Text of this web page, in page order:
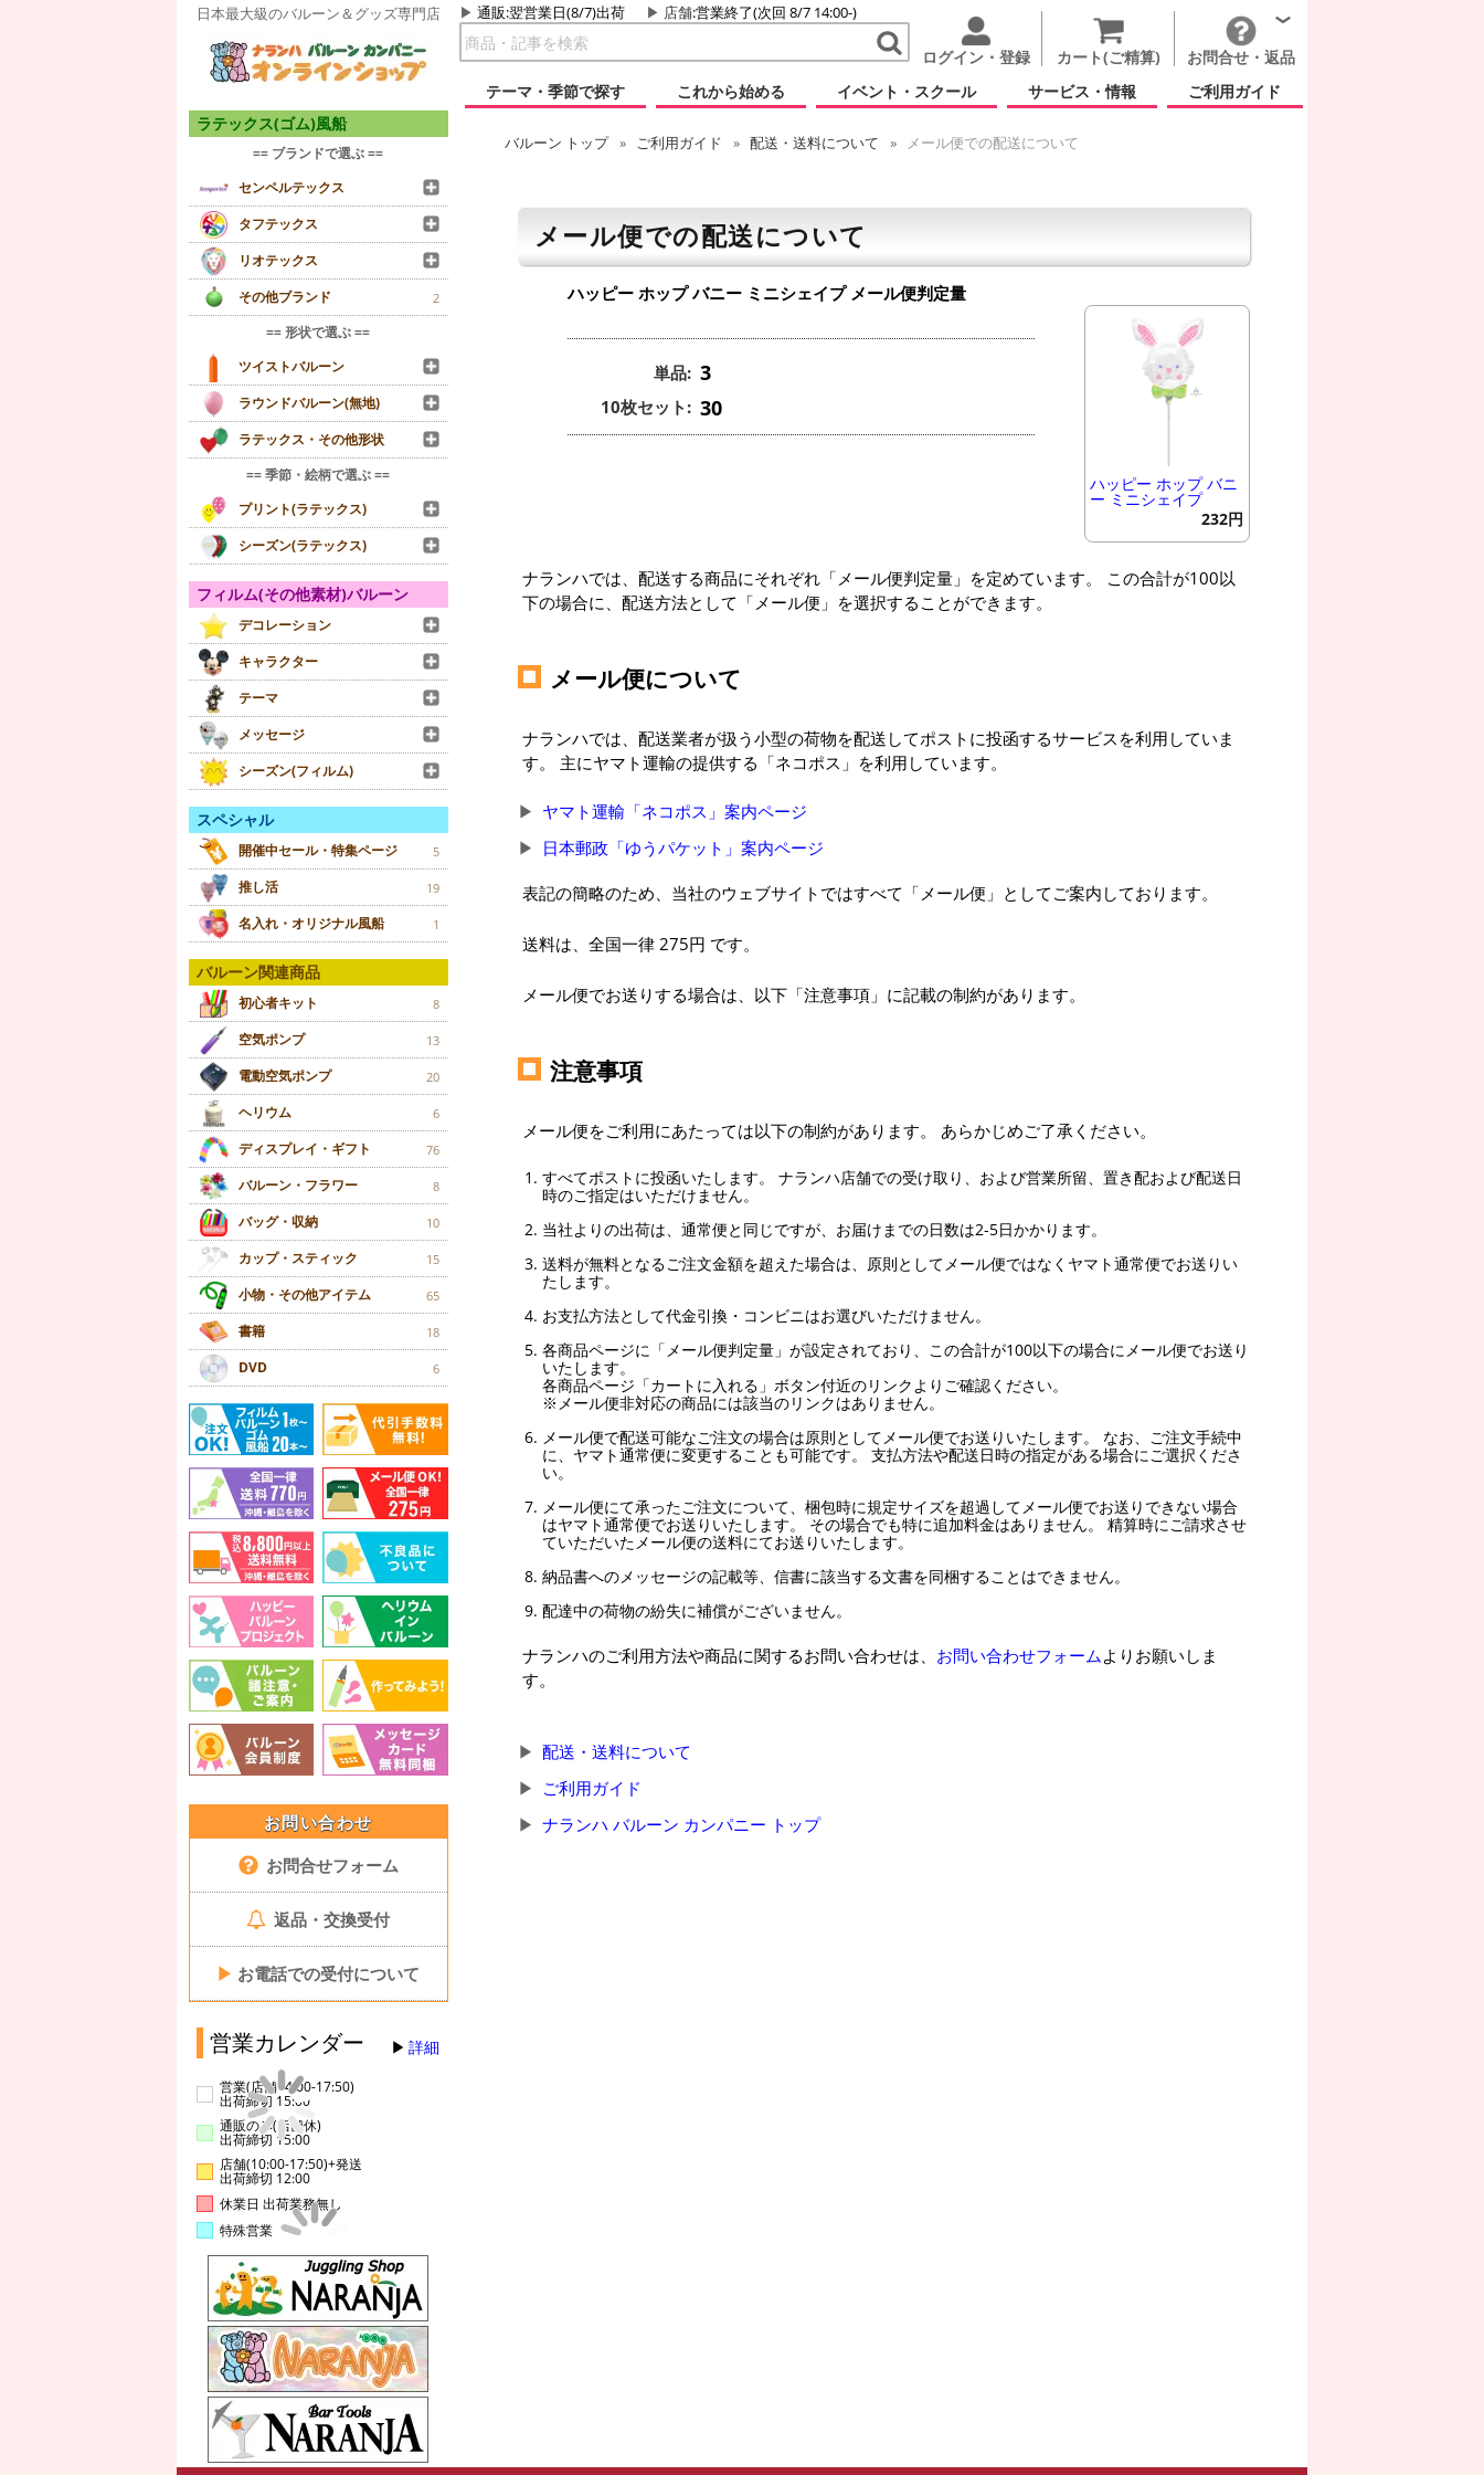
日本最大級のバルーン＆グッズ専門店 通販:翌営業日(8/7)出荷 店舗:営業終了(次回 8/7 14:00-)
ログイン・登録 カート(ご精算)
お問合せ・返品
テーマ・季節で探す
これから始める イベント・スクール サービス・情報 ご利用ガイド
ラテックス(ゴム)風船
== ブランドで選ぶ ==
センペルテックス
タフテックス
リオテックス
その他ブランド
2
== 形状で選ぶ ==
ツイストバルーン
ラウンドバルーン(無地)
ラテックス・その他形状
== 季節・絵柄で選ぶ ==
プリント(ラテックス)
シーズン(ラテックス)
フィルム(その他素材)バルーン
デコレーション
キャラクター
テーマ
メッセージ
シーズン(フィルム)
スペシャル
開催中セール・特集ページ 5
推し活 19
名入れ・オリジナル風船 1
バルーン関連商品
初心者キット 8
空気ポンプ 13
電動空気ポンプ 20
ヘリウム 6
ディスプレイ・ギフト 76
バルーン・フラワー 8
バッグ・収納 10
カップ・スティック 15
小物・その他アイテム 65
書籍 18
DVD 6
お問い合わせ
お問合せフォーム
返品・交換受付
▶ お電話での受付について
営業カレンダー 詳細
営業(店舗14:00-17:50)
出荷締切 15:00
通販のみ(店舗休)
出荷締切 15:00
店舗(10:00-17:50)+発送
出荷締切 12:00
休業日 出荷業務無し
特殊営業
バルーン トップ ご利用ガイド 配送・送料について メール便での配送について
メール便での配送について
ハッピー ホップ バニー ミニシェイプ メール便判定量
単品: 3
10枚セット: 30
ハッピー ホップ バニ
ー ミニシェイプ
232円
ナランハでは、配送する商品にそれぞれ「メール便判定量」を定めています。 この合計が100以
下の場合に、配送方法として「メール便」を選択することができます。
メール便について
ナランハでは、配送業者が扱う小型の荷物を配送してポストに投函するサービスを利用していま
す。 主にヤマト運輸の提供する「ネコポス」を利用しています。
ヤマト運輸「ネコポス」案内ページ
日本郵政「ゆうパケット」案内ページ
表記の簡略のため、当社のウェブサイトではすべて「メール便」としてご案内しております。
送料は、全国一律 275円 です。
メール便でお送りする場合は、以下「注意事項」に記載の制約があります。
注意事項
メール便をご利用にあたっては以下の制約があります。 あらかじめご了承ください。
すべてポストに投函いたします。 ナランハ店舗での受け取り、および営業所留、置き配および配送日
時のご指定はいただけません。
当社よりの出荷は、通常便と同じですが、お届けまでの日数は2-5日かかります。
送料が無料となるご注文金額を超えた場合は、原則としてメール便ではなくヤマト通常便でお送りい
たします。
お支払方法として代金引換・コンビニはお選びいただけません。
各商品ページに「メール便判定量」が設定されており、この合計が100以下の場合にメール便でお送り
いたします。
各商品ページ「カートに入れる」ボタン付近のリンクよりご確認ください。
※メール便非対応の商品には該当のリンクはありません。
メール便で配送可能なご注文の場合は原則としてメール便でお送りいたします。 なお、ご注文手続中
に、ヤマト通常便に変更することも可能です。 支払方法や配送日時の指定がある場合にご選択くださ
い。
メール便にて承ったご注文について、梱包時に規定サイズを超過してメール便でお送りできない場合
はヤマト通常便でお送りいたします。 その場合でも特に追加料金はありません。 精算時にご請求させ
ていただいたメール便の送料にてお送りいたします。
納品書へのメッセージの記載等、信書に該当する文書を同梱することはできません。
配達中の荷物の紛失に補償がございません。
ナランハのご利用方法や商品に関するお問い合わせは、 お問い合わせフォームよりお願いしま
す。
配送・送料について
ご利用ガイド
ナランハ バルーン カンパニー トップ